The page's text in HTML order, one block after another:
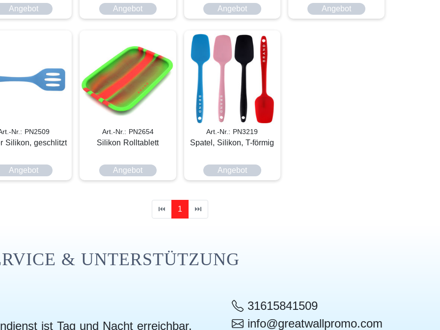
Angebot
Angebot
Angebot
Angebot
Nr.: PN2509
Silikon, geschlitzt
Angebot
Art.-Nr.: PN2654
Silikon Rolltablett
Angebot
Art.-Nr.: PN3219
Spatel, Silikon, T-förmig
Angebot
⏮ 1 ⏭
& UNTERSTÜTZUNG
ist Tag und Nacht erreichbar.
31615841509
info@greatwallpromo.com